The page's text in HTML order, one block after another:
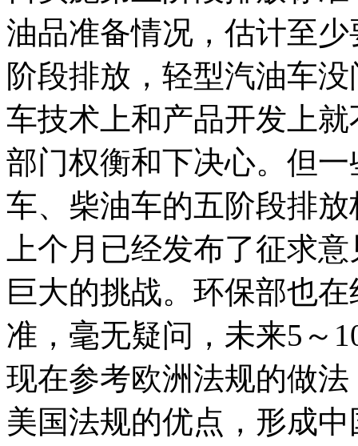
油品准备情况，估计至
阶段排放，轻型汽油车
车技术上和产品开发上
部门权衡和下决心。但
车、柴油车的五阶段排
上个月已经发布了征求
巨大的挑战。环保部也
准，毫无疑问，未来5～
现在参考欧洲法规的做
美国法规的优点，形成